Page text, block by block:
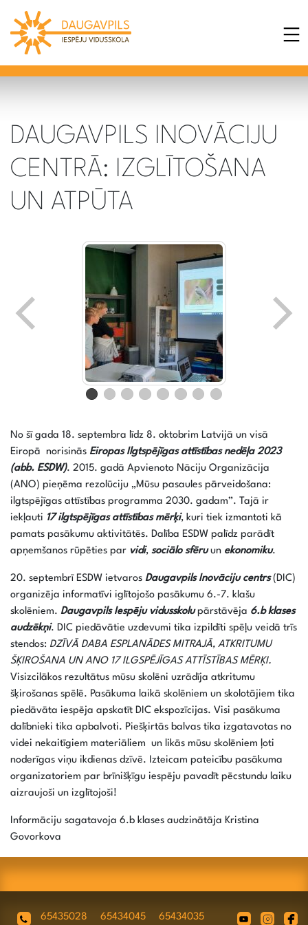
DAUGAVPILS INOVĀCIJU
CENTRĀ: IZGLĪTOŠANA
UN ATPŪTA
No šī gada 18. septembra līdz 8. oktobrim Latvijā un visā
Eiropā norisinās Eiropas Ilgtspējīgas attīstības nedēļa 2023
(abb. ESDW). 2015. gadā Apvienoto Nāciju Organizācija
(ANO) pieņēma rezolūciju „Mūsu pasaules pārveidošana:
ilgtspējīgas attīstības programma 2030. gadam”. Tajā ir
iekļauti 17 ilgtspējīgas attīstības mērķi, kuri tiek izmantoti kā
pamats pasākumu aktivitātēs. Dalība ESDW palīdz parādīt
apņemšanos rūpēties par vidi, sociālo sfēruun ekonomiku.
20. septembrī ESDW ietvaros Daugavpils Inovāciju centrs(DIC)
organizēja informatīvi iglītojošo pasākumu 6.-7. klašu
skolēniem. Daugavpils Iespēju vidusskolupārstāvēja 6.b klases
audzēkņi. DIC piedāvātie uzdevumi tika izpildīti spēļu veidā trīs
stendos: DZĪVĀ DABA ESPLANĀDES MITRAJĀ, ATKRITUMU
ŠĶIROŠANA UN ANO 17 ILGSPĒJĪGAS ATTĪSTĪBAS MĒRĶI.
Visizcilākos rezultātus mūsu skolēni uzrādīja atkritumu
šķirošanas spēlē. Pasākuma laikā skolēniem un skolotājiem tika
piedāvāta iespēja apskatīt DIC ekspozīcijas. Visi pasākuma
dalībnieki tika apbalvoti. Piešķirtās balvas tika izgatavotas no
videi nekaitīgiem materiāliem un likās mūsu skolēniem ļoti
noderīgas viņu ikdienas dzīvē. Izteicam pateicību pasākuma
organizatoriem par brīnišķīgu iespēju pavadīt pēcstundu laiku
aizraujoši un izglītojoši!
Informāciju sagatavoja 6.b klases audzinātāja Kristina
Govorkova
65435028 65434045 65434035